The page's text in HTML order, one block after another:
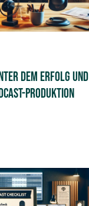
dem Erfolg und
Produktion